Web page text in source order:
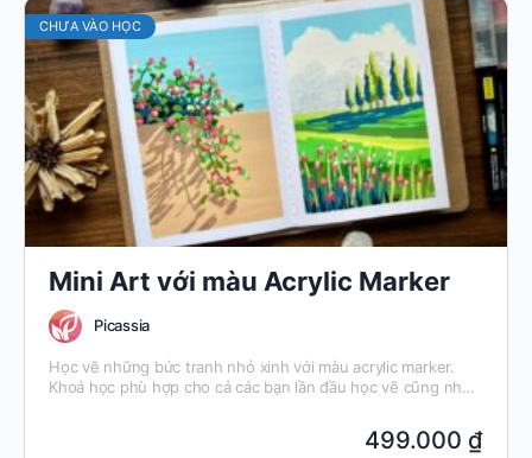
CHƯA VÀO HỌC
Mini Art với màu Acrylic Marker
Picassia
Học vẽ những bức tranh nhỏ xinh với màu acrylic marker.
Khoá học phù hợp cho cả các bạn lần đầu học vẽ cũng như
499.000 ₫